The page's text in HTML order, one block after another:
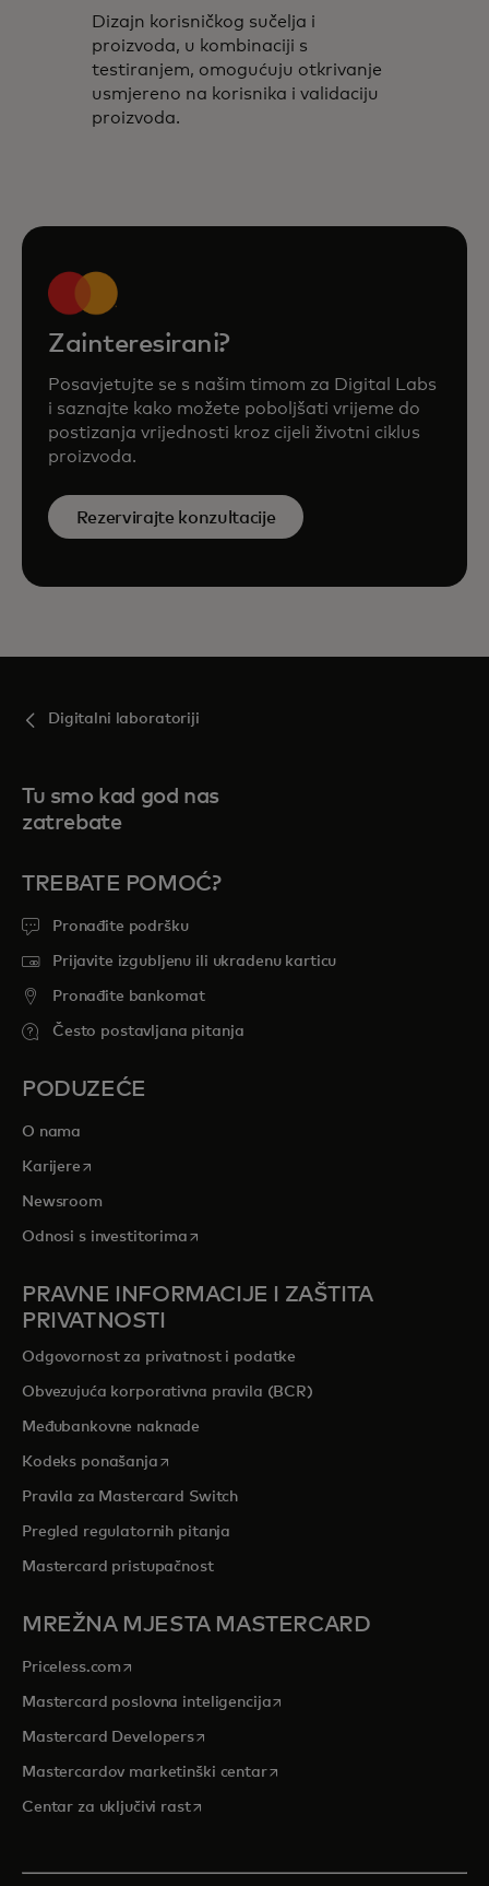
Dizajn korisničkog sučelja i
proizvoda, u kombinaciji s
testiranjem, omogućuju otkrivanje
usmjereno na korisnika i validaciju
proizvoda.
Zainteresirani?
Posavjetujte se s našim timom za Digital Labs
i saznajte kako možete poboljšati vrijeme do
postizanja vrijednosti kroz cijeli životni ciklus
proizvoda.
Rezervirajte konzultacije
Digitalni laboratoriji
Tu smo kad god nas
zatrebate
TREBATE POMOĆ?
Pronađite podršku
Prijavite izgubljenu ili ukradenu karticu
Pronađite bankomat
Često postavljana pitanja
PODUZEĆE
O nama
Karijereopens in a new tab
Newsroom
Odnosi s investitorimaopens in a new tab
PRAVNE INFORMACIJE I ZAŠTITA
PRIVATNOSTI
Odgovornost za privatnost i podatke
Obvezujuća korporativna pravila (BCR)
Međubankovne naknade
Kodeks ponašanjaopens in a new tab
Pravila za Mastercard Switch
Pregled regulatornih pitanja
Mastercard pristupačnost
MREŽNA MJESTA MASTERCARD
Priceless.com opens in a new tab
Mastercard poslovna inteligencijaopens in a new tab
Mastercard Developersopens in a new tab
Mastercardov marketinški centaropens in a new tab
Centar za uključivi rastopens in a new tab